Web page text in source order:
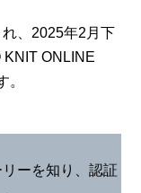
、2025年2月下
ONLINE
ーを知り、認証